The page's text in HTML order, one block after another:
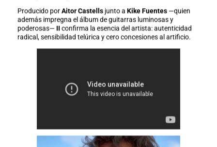
Producido porAitor Castellsjunto a Kike Fuentes—quien
además impregna el álbum de guitarras luminosas y
poderosas— II confirma la esencia del artista: autenticidad
radical, sensibilidad telúrica y cero concesiones al artificio.